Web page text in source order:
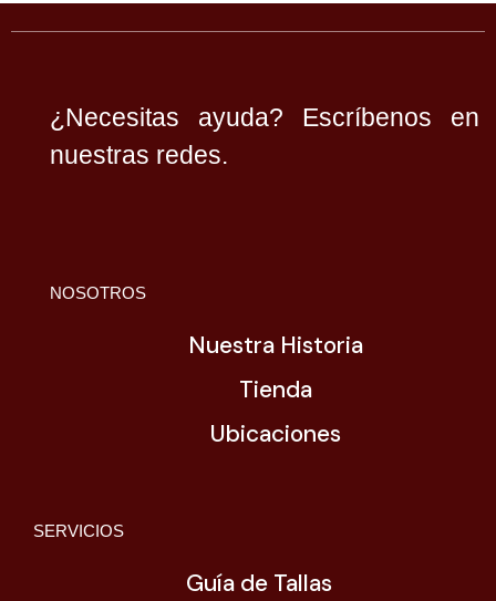
¿Necesitas ayuda? Escríbenos en
nuestras redes.
NOSOTROS
Nuestra Historia
Tienda
Ubicaciones
SERVICIOS
Guía de Tallas